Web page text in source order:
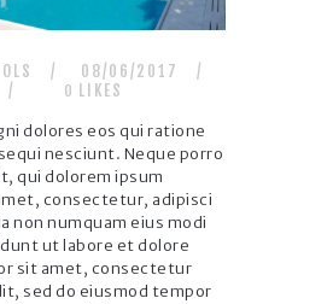
08/06/2017
0 LIKES
dolores eos qui ratione
nesciunt. Neque porro
qui dolorem ipsum
consectetur, adipisci
non numquam eius modi
ut labore et dolore
sit amet, consectetur
sed do eiusmod tempor